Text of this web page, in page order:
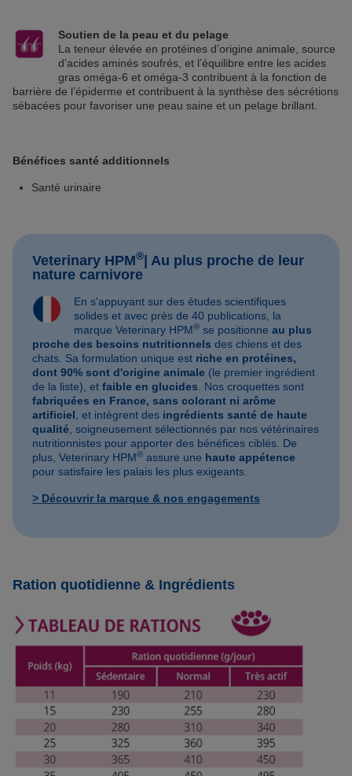
Soutien de la peau et du pelage
La teneur élevée en protéines d’origine animale, source
d’acides aminés soufrés, et l’équilibre entre les acides
gras oméga-6 et oméga-3 contribuent à la fonction de
barrière de l’épiderme et contribuent à la synthèse des sécrétions
sébacées pour favoriser une peau saine et un pelage brillant.
Bénéfices santé additionnels
Santé urinaire
Veterinary HPM® | Au plus proche de leur
nature carnivore
En s'appuyant sur des études scientifiques
solides et avec près de 40 publications, la
marque Veterinary HPM®se positionne au plus
proche des besoins nutritionnels des chiens et des
chats. Sa formulation unique est riche en protéines,
dont 90% sont d'origine animale (le premier ingrédient
de la liste), et faible en glucides . Nos croquettes sont
fabriquées en France, sans colorant ni arôme
artificiel , et intègrent des ingrédients santé de haute
qualité , soigneusement sélectionnés par nos vétérinaires
nutritionnistes pour apporter des bénéfices ciblés. De
plus, Veterinary HPM® assure une haute appétence
pour satisfaire les palais les plus exigeants.
> Découvrir la marque & nos engagements
Ration quotidienne & Ingrédients